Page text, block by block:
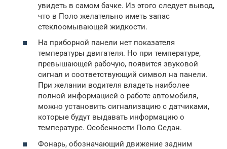
увидеть в самом бачке. Из этого следует вывод,
что в Поло желательно иметь запас
стеклоомывающей жидкости.
На приборной панели нет показателя
температуры двигателя. Но при температуре,
превышающей рабочую, появится звуковой
сигнал и соответствующий символ на панели.
При желании водителя владеть наиболее
полной информацией о работе автомобиля,
можно установить сигнализацию с датчиками,
которые будут выдавать информацию о
температуре. Особенности Поло Седан.
Фонарь, обозначающий движение задним